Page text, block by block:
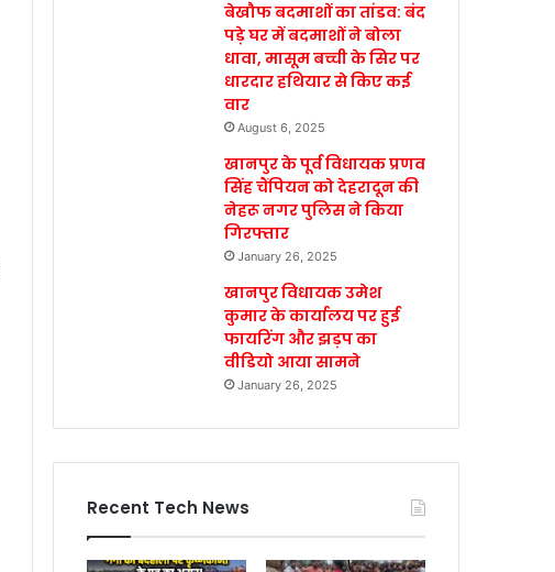
बेखौफ बदमाशों का तांडव: बंद
पड़े घर में बदमाशों ने बोला
धावा, मासूम बच्ची के सिर पर
धारदार हथियार से किए कई
वार
August 6, 2025
खानपुर के पूर्व विधायक प्रणव
सिंह चैंपियन को देहरादून की
नेहरू नगर पुलिस ने किया
गिरफ्तार
January 26, 2025
खानपुर विधायक उमेश
कुमार के कार्यालय पर हुई
फायरिंग और झड़प का
वीडियो आया सामने
January 26, 2025
Recent Tech News